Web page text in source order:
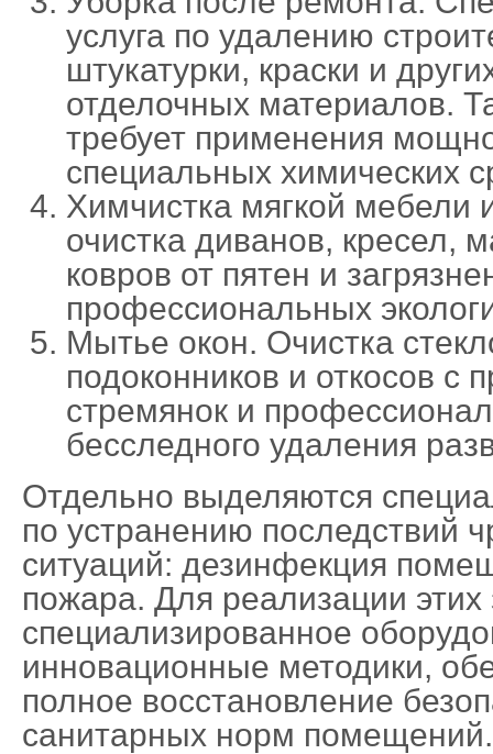
услуга по удалению
штукатурки, краски и
отделочных материалов.
требует применения
специальных химических
Химчистка мягкой мебели
очистка диванов, кресел,
ковров от пятен и
профессиональных
Мытье окон. Очистка
подоконников и откосов с
стремянок и
бесследного удаления
Отдельно выделяются
по устранению последствий
ситуаций: дезинфекция
пожара. Для реализации
специализированное
инновационные методики,
полное восстановление
санитарных норм помещений.